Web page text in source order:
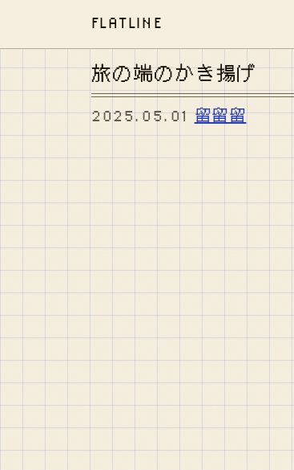
FLATLINE
旅の端のかき揚げ
2025.05.01留留留